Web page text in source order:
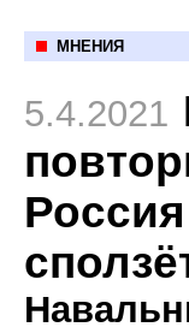
МНЕНИЯ
5.4.2021